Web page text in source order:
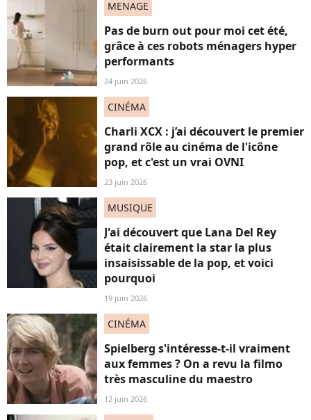
MENAGE
Pas de burn out pour moi cet été,
grâce à ces robots ménagers hyper
performants
24 juin 2026
CINÉMA
Charli XCX : j’ai découvert le premier
grand rôle au cinéma de l'icône
pop, et c'est un vrai OVNI
23 juin 2026
MUSIQUE
J'ai découvert que Lana Del Rey
était clairement la star la plus
insaisissable de la pop, et voici
pourquoi
19 juin 2026
CINÉMA
Spielberg s'intéresse-t-il vraiment
aux femmes ? On a revu la filmo
très masculine du maestro
12 juin 2026